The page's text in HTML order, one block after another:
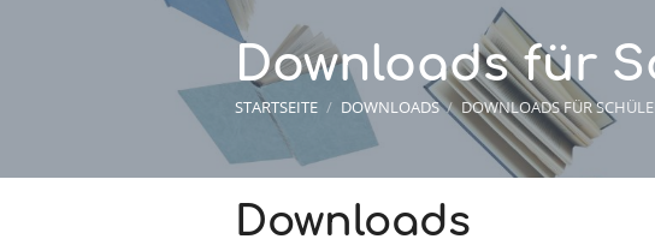
Downloads für
STARTSEITE / DOWNLOADS / DOWNLOADS FÜR
Downloads
Downloads